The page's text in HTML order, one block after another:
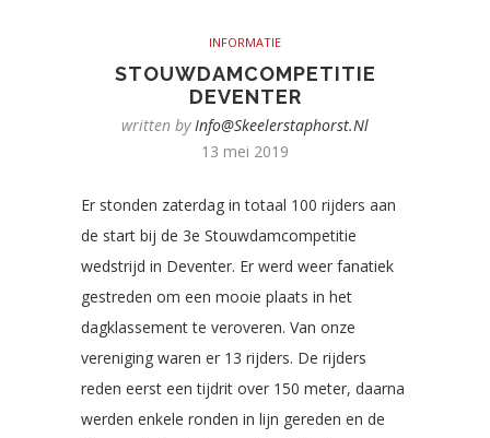
INFORMATIE
STOUWDAMCOMPETITIE
DEVENTER
written byInfo@skeelerstaphorst.nl
13 mei 2019
Er stonden zaterdag in totaal 100 rijders aan
de start bij de 3e Stouwdamcompetitie
wedstrijd in Deventer. Er werd weer fanatiek
gestreden om een mooie plaats in het
dagklassement te veroveren. Van onze
vereniging waren er 13 rijders. De rijders
reden eerst een tijdrit over 150 meter, daarna
werden enkele ronden in lijn gereden en de